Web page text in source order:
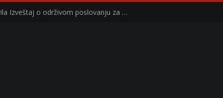
Kompanija Delez Srbija objavila Izveštaj o održivom poslovanju za 2025. godinu Briga o zajednici kroz program „Hrana za sve“ i edukaciju učenika